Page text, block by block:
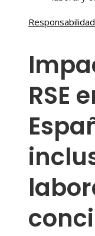
RSE